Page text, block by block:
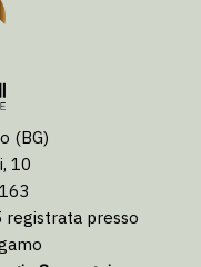
(BG)
10
registrata presso